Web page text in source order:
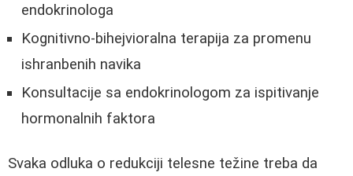
endokrinologa
Kognitivno-bihejvioralna terapija za promenu
ishranbenih navika
Konsultacije sa endokrinologom za ispitivanje
hormonalnih faktora
Svaka odluka o redukciji telesne težine treba da